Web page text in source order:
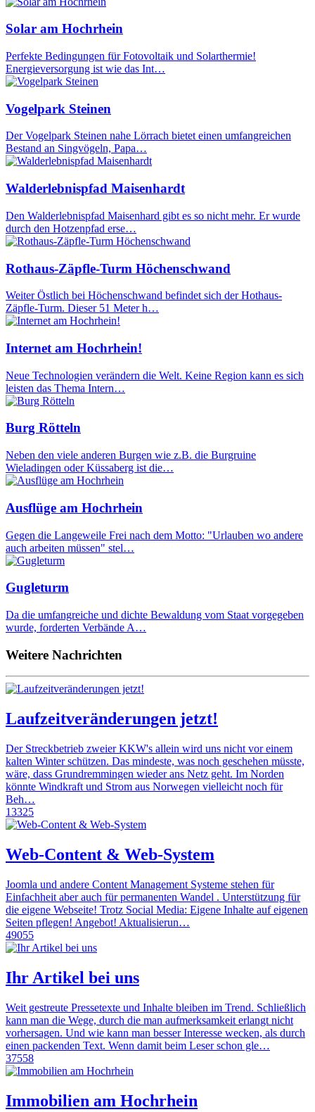
Solar am Hochrhein
Perfekte Bedingungen für Fotovoltaik und Solarthermie!
Energieversorgung ist wie das Int…
Vogelpark Steinen
Der Vogelpark Steinen nahe Lörrach bietet einen umfangreichen
Bestand an Singvögeln, Papa…
Walderlebnispfad Maisenhardt
Den Walderlebnispfad Maisenhard gibt es so nicht mehr. Er wurde
durch den Hotzenpfad erse…
Rothaus-Zäpfle-Turm Höchenschwand
Weiter Östlich bei Höchenschwand befindet sich der Hothaus-
Zäpfle-Turm. Dieser 51 Meter h…
Internet am Hochrhein!
Neue Technologien verändern die Welt. Keine Region kann es sich
leisten das Thema Intern…
Burg Rötteln
Neben den viele anderen Burgen wie z.B. die Burgruine
Wieladingen oder Küssaberg ist die…
Ausflüge am Hochrhein
Gegen die Langeweile Frei nach dem Motto: "Urlauben wo andere
auch arbeiten müssen" stel…
Gugleturm
Da die umfangreiche und dichte Bewaldung vom Staat vorgegeben
wurde, forderten Verbände A…
Weitere Nachrichten
Laufzeitveränderungen jetzt!
Der Streckbetrieb zweier KKW's allein wird uns nicht vor einem
kalten Winter schützen. Das mindeste, was noch geschehen müsste,
wäre, dass Grundremmingen wieder ans Netz geht. Im Norden
könnte Windkraft und Strom aus Norwegen vielleicht noch für
Beh…
13325
Web-Content & Web-System
Joomla und andere Content Management Systeme stehen für
Einfachheit aber auch für permanenten Wandel . Unterstützung für
die eigene Webseite! Trotz Social Media: Eigene Inhalte auf eigenen
Seiten pflegen! Angebot! Aktualisierun…
49055
Ihr Artikel bei uns
Weit gestreute Pressetexte und Inhalte bleiben im Trend. Schließlich
kann man die Wege, durch die man aufmerksamkeit erlangt nicht
vorhersagen. Und wie kann man besser Interesse wecken, als durch
einen packenden Text. Wenn damit beim Leser schon gle…
37558
Immobilien am Hochrhein